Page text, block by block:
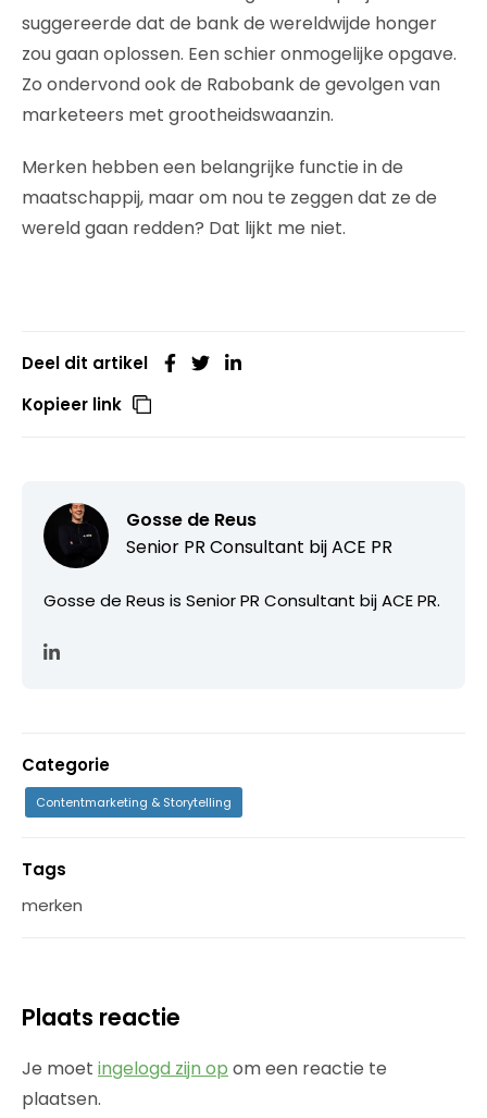
suggereerde dat de bank de wereldwijde honger
zou gaan oplossen. Een schier onmogelijke opgave.
Zo ondervond ook de Rabobank de gevolgen van
marketeers met grootheidswaanzin.
Merken hebben een belangrijke functie in de
maatschappij, maar om nou te zeggen dat ze de
wereld gaan redden? Dat lijkt me niet.
Deel dit artikel
Kopieer link
Gosse de Reus
Senior PR Consultant bij ACE PR
Gosse de Reus is Senior PR Consultant bij ACE PR.
Categorie
Contentmarketing & Storytelling
Tags
merken
Plaats reactie
Je moet ingelogd zijn op om een reactie te
plaatsen.